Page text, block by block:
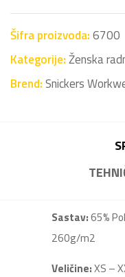
Šifra proizvoda:6700
Kategorije:Ženska
Brend:Snickers
Sastav:65%
260g/m2
Veličine:XS –